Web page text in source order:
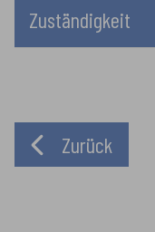
Zuständigkeit
Zurück